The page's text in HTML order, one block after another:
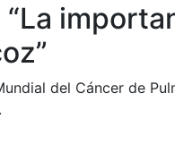
del Cáncer de